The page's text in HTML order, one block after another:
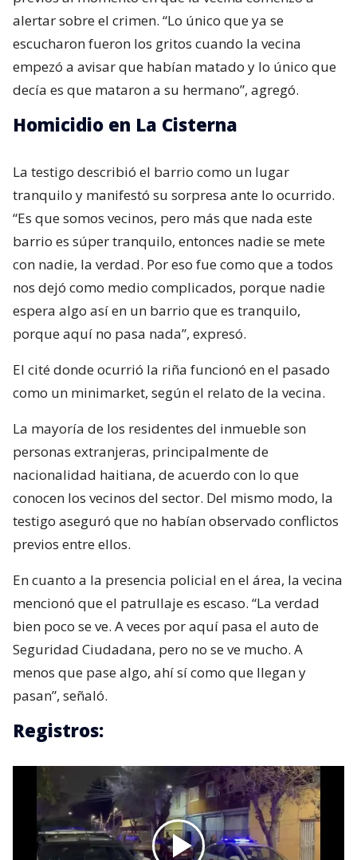
alertar sobre el crimen. “Lo único que ya se
escucharon fueron los gritos cuando la vecina
empezó a avisar que habían matado y lo único que
decía es que mataron a su hermano”, agregó.
Homicidio en La Cisterna
La testigo describió el barrio como un lugar
tranquilo y manifestó su sorpresa ante lo ocurrido.
“Es que somos vecinos, pero más que nada este
barrio es súper tranquilo, entonces nadie se mete
con nadie, la verdad. Por eso fue como que a todos
nos dejó como medio complicados, porque nadie
espera algo así en un barrio que es tranquilo,
porque aquí no pasa nada”, expresó.
El cité donde ocurrió la riña funcionó en el pasado
como un minimarket, según el relato de la vecina.
La mayoría de los residentes del inmueble son
personas extranjeras, principalmente de
nacionalidad haitiana, de acuerdo con lo que
conocen los vecinos del sector. Del mismo modo, la
testigo aseguró que no habían observado conflictos
previos entre ellos.
En cuanto a la presencia policial en el área, la vecina
mencionó que el patrullaje es escaso. “La verdad
bien poco se ve. A veces por aquí pasa el auto de
Seguridad Ciudadana, pero no se ve mucho. A
menos que pase algo, ahí sí como que llegan y
pasan”, señaló.
Registros: